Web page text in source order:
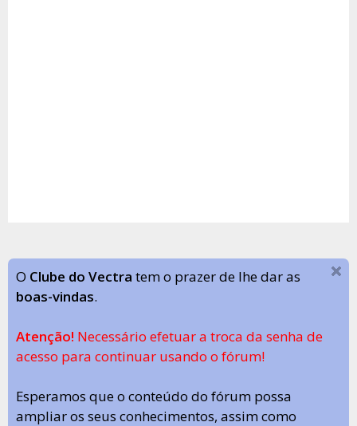
O Clube do Vectra tem o prazer de lhe dar as
boas-vindas.
Atenção! Necessário efetuar a troca da senha de
acesso para continuar usando o fórum!
Esperamos que o conteúdo do fórum possa
ampliar os seus conhecimentos, assim como